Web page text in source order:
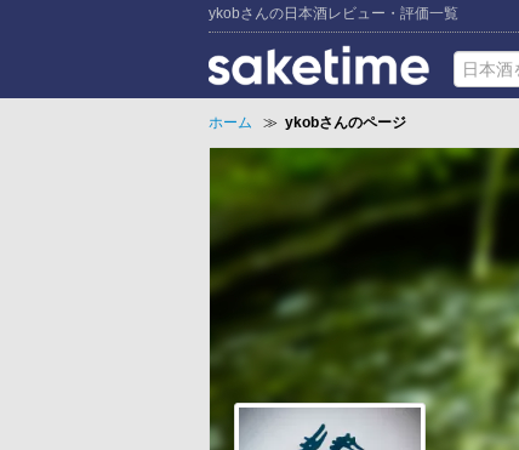
ykobさんの日本酒レビュー・評価一覧
ホーム ≫ ykobさんのページ